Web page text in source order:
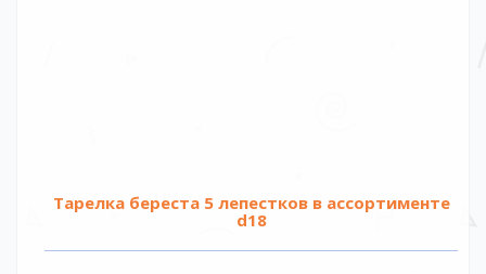
Тарелка береста 5 лепестков в ассортименте
d18